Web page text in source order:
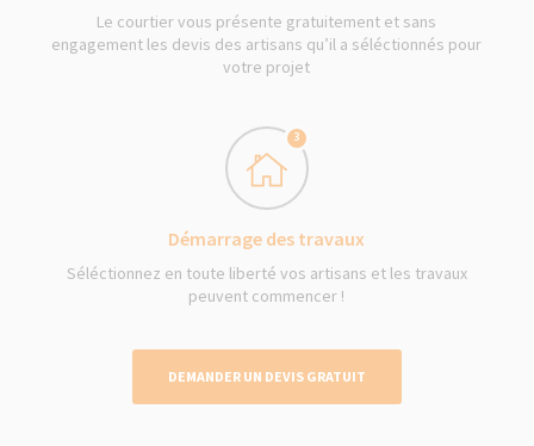
Le courtier vous présente gratuitement et sans
engagement les devis des artisans qu’il a séléctionnés pour
votre projet
3
Démarrage des travaux
Séléctionnez en toute liberté vos artisans et les travaux
peuvent commencer !
DEMANDER UN DEVIS GRATUIT